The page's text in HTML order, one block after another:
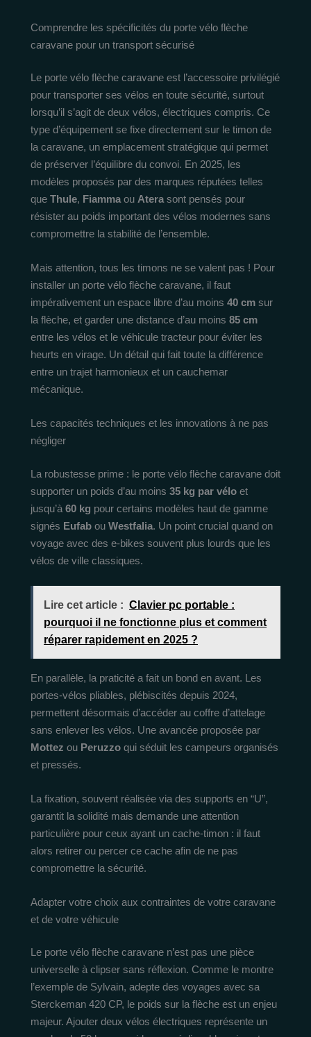
Comprendre les spécificités du porte vélo flèche
caravane pour un transport sécurisé
Le porte vélo flèche caravane est l’accessoire privilégié
pour transporter ses vélos en toute sécurité, surtout
lorsqu’il s’agit de deux vélos, électriques compris. Ce
type d’équipement se fixe directement sur le timon de
la caravane, un emplacement stratégique qui permet
de préserver l’équilibre du convoi. En 2025, les
modèles proposés par des marques réputées telles
que Thule, Fiammaou Aterasont pensés pour
résister au poids important des vélos modernes sans
compromettre la stabilité de l’ensemble.
Mais attention, tous les timons ne se valent pas ! Pour
installer un porte vélo flèche caravane, il faut
impérativement un espace libre d’au moins 40 cm sur
la flèche, et garder une distance d’au moins 85 cm
entre les vélos et le véhicule tracteur pour éviter les
heurts en virage. Un détail qui fait toute la différence
entre un trajet harmonieux et un cauchemar
mécanique.
Les capacités techniques et les innovations à ne pas
négliger
La robustesse prime : le porte vélo flèche caravane doit
supporter un poids d’au moins 35 kg par vélo et
jusqu’à 60 kg pour certains modèles haut de gamme
signés Eufab ou Westfalia. Un point crucial quand on
voyage avec des e-bikes souvent plus lourds que les
vélos de ville classiques.
Lire cet article : Clavier pc portable :
pourquoi il ne fonctionne plus et comment
réparer rapidement en 2025 ?
En parallèle, la praticité a fait un bond en avant. Les
portes-vélos pliables, plébiscités depuis 2024,
permettent désormais d’accéder au coffre d’attelage
sans enlever les vélos. Une avancée proposée par
Mottez ou Peruzzo qui séduit les campeurs organisés
et pressés.
La fixation, souvent réalisée via des supports en “U”,
garantit la solidité mais demande une attention
particulière pour ceux ayant un cache-timon : il faut
alors retirer ou percer ce cache afin de ne pas
compromettre la sécurité.
Adapter votre choix aux contraintes de votre caravane
et de votre véhicule
Le porte vélo flèche caravane n’est pas une pièce
universelle à clipser sans réflexion. Comme le montre
l’exemple de Sylvain, adepte des voyages avec sa
Sterckeman 420 CP, le poids sur la flèche est un enjeu
majeur. Ajouter deux vélos électriques représente un